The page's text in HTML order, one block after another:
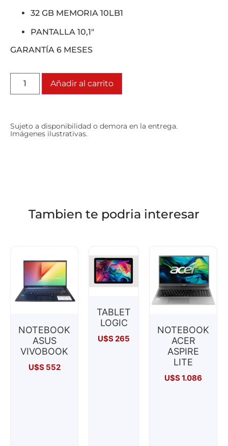
32 GB MEMORIA 10LB1
PANTALLA 10,1″
GARANTÍA 6 MESES
Añadir al carrito
Sujeto a disponibilidad o demora en la entrega.
Imágenes ilustrativas.
Tambien te podria interesar
NOTEBOOK
ASUS
VIVOBOOK
U$S552
TABLET
LOGIC
U$S 265
NOTEBOOK
ACER
ASPIRE
LITE
U$S1.086